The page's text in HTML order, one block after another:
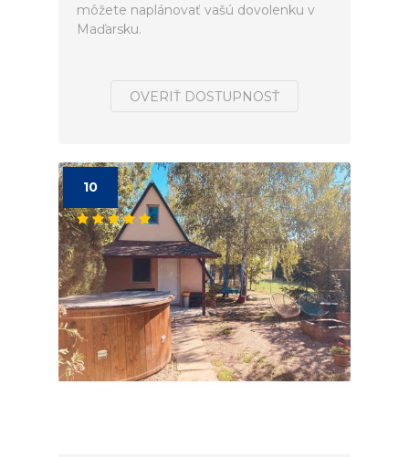
môžete naplánovať vašú dovolenku v
Maďarsku.
OVERIŤ DOSTUPNOSŤ
10